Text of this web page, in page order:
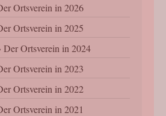
Ortsverein in 2026
Ortsverein in 2025
Der Ortsverein in 2024
Ortsverein in 2023
Ortsverein in 2022
Ortsverein in 2021